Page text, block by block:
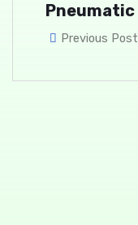
Pneumatic
Previous Post